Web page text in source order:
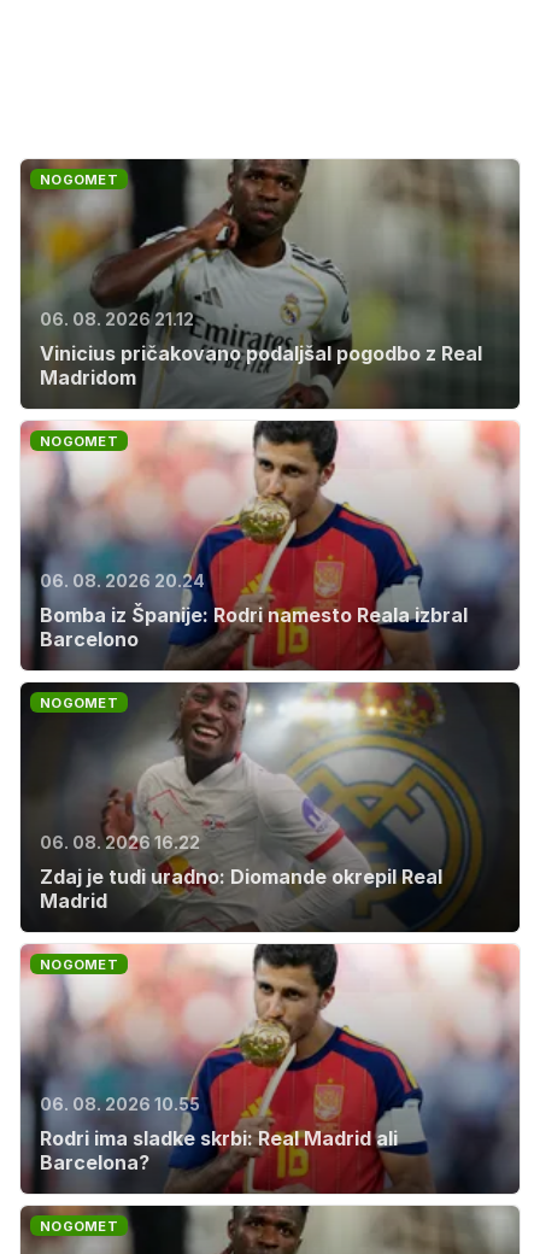
NOGOMET
06. 08. 2026 21.12
Vinicius pričakovano podaljšal pogodbo z Real
Madridom
NOGOMET
06. 08. 2026 20.24
Bomba iz Španije: Rodri namesto Reala izbral
Barcelono
NOGOMET
06. 08. 2026 16.22
Zdaj je tudi uradno: Diomande okrepil Real
Madrid
NOGOMET
06. 08. 2026 10.55
Rodri ima sladke skrbi: Real Madrid ali
Barcelona?
NOGOMET